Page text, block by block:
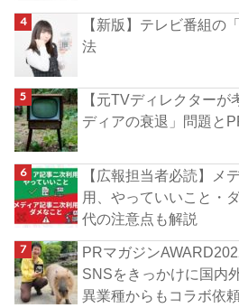
【新版】テレビ番組の
法
【元TVディレクター
ディアの衰退」問題と
【広報担当者必読】メ
用、やっていいこと・
代の注意点も解説
PRマガジン
SNSをきっかけに国内
異業種からもコラボ依